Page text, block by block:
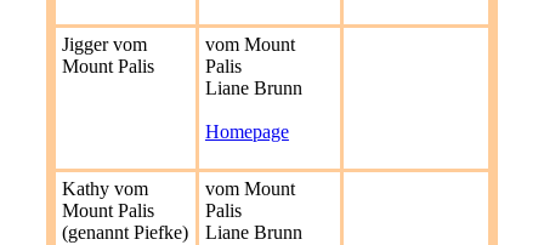
Jigger vom
Mount Palis
vom Mount
Palis
Liane Brunn
Homepage
Kathy vom
Mount Palis
(genannt Piefke)
vom Mount
Palis
Liane Brunn